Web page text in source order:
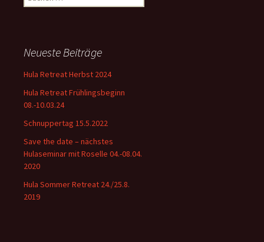
nach:
Neueste Beiträge
Hula Retreat Herbst 2024
Hula Retreat Frühlingsbeginn
08.-10.03.24
Schnuppertag 15.5.2022
Save the date – nächstes
Hulaseminar mit Roselle 04.-08.04.
2020
Hula Sommer Retreat 24./25.8.
2019